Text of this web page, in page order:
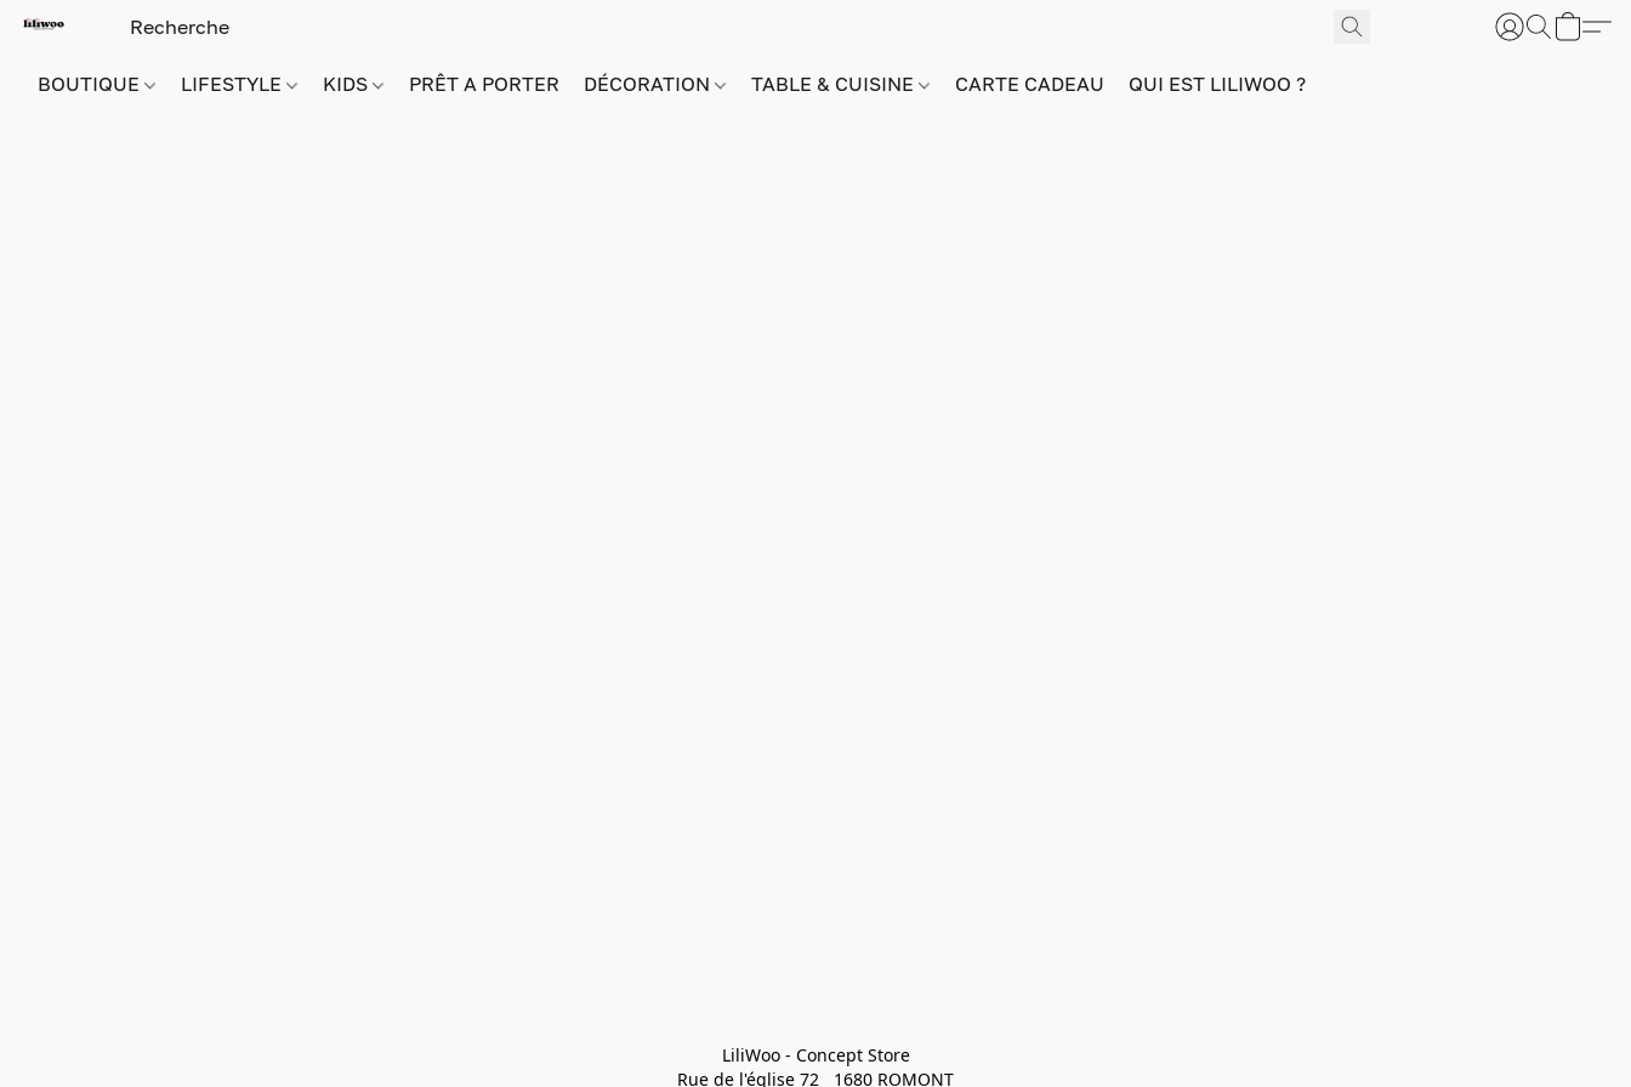
BOUTIQUE LIFESTYLE KIDS PRÊT A PORTER DÉCORATION TABLE & CUISINE CARTE CADEAU QUI EST LILIWOO ?
LiliWoo - Concept Store
Rue de l'église 72   1680 ROMONT